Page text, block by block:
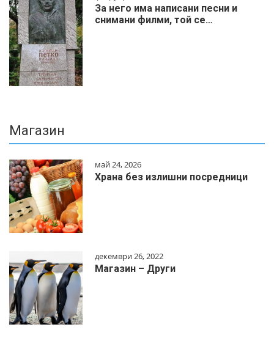
За него има написани песни и
снимани филми, той се…
Магазин
май 24, 2026
Храна без излишни посредници
декември 26, 2022
Магазин – Други